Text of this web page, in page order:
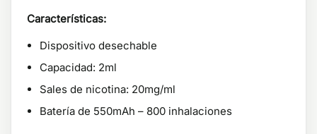
Características:
Dispositivo desechable
Capacidad: 2ml
Sales de nicotina: 20mg/ml
Batería de 550mAh – 800 inhalaciones